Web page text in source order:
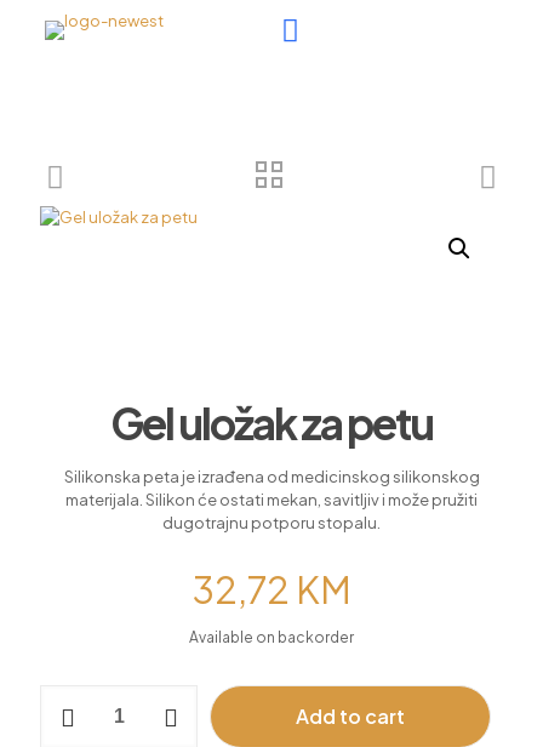
Gel uložak za petu
Silikonska peta je izrađena od medicinskog silikonskog
materijala. Silikon će ostati mekan, savitljiv i može pružiti
dugotrajnu potporu stopalu.
32,72 KM
Available on backorder
Add to cart